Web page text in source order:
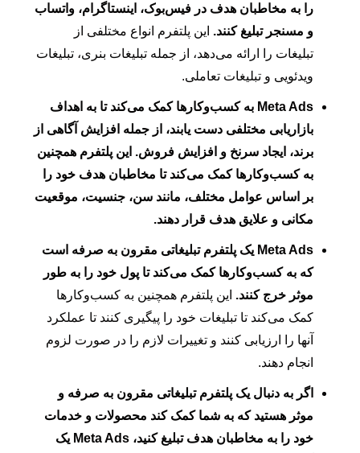
را به مخاطبان هدف در فیس‌بوک، اینستاگرام، واتساب
و مسنجر تبلیغ کنند. این پلتفرم انواع مختلفی از
تبلیغات را ارائه می‌دهد، از جمله تبلیغات بنری، تبلیغات
ویدئویی و تبلیغات تعاملی.
Meta Ads به کسب‌وکارها کمک می‌کند تا به اهداف
بازاریابی مختلفی دست یابند، از جمله افزایش آگاهی از
برند، ایجاد سرنخ و افزایش فروش. این پلتفرم همچنین
به کسب‌وکارها کمک می‌کند تا مخاطبان هدف خود را
بر اساس عوامل مختلف، مانند سن، جنسیت، موقعیت
مکانی و علایق هدف قرار دهند.
Meta Ads یک پلتفرم تبلیغاتی مقرون به صرفه است
که به کسب‌وکارها کمک می‌کند تا پول خود را به طور
موثر خرج کنند. این پلتفرم همچنین به کسب‌وکارها
کمک می‌کند تا تبلیغات خود را پیگیری کنند تا عملکرد
آنها را ارزیابی کنند و تغییرات لازم را در صورت لزوم
انجام دهند.
اگر به دنبال یک پلتفرم تبلیغاتی مقرون به صرفه و
موثر هستید که به شما کمک کند محصولات و خدمات
خود را به مخاطبان هدف تبلیغ کنید، Meta Ads یک